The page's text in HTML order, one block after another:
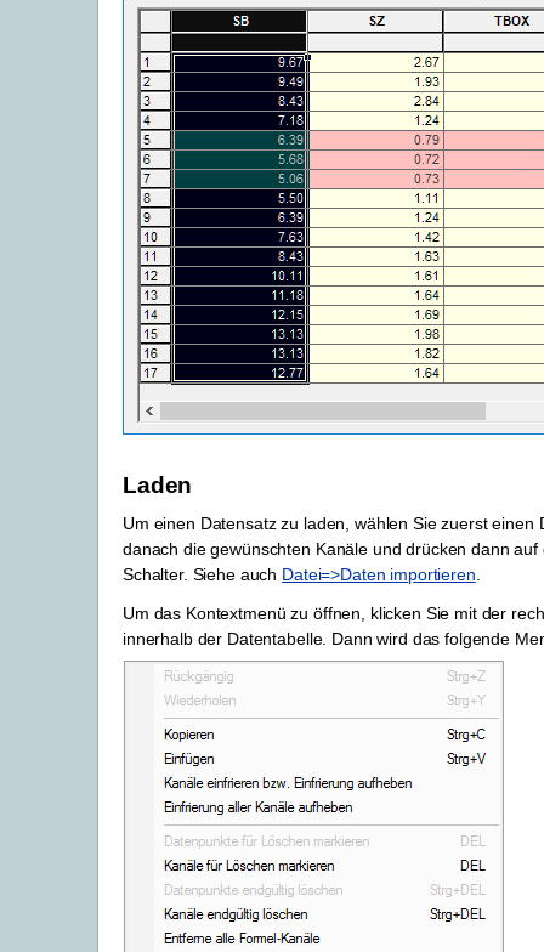
Laden
Um einen Datensatz zu laden, wählen Sie zuerst einen
danach die gewünschten Kanäle und drücken dann
Schalter. Siehe auch Datei=>Daten importieren
Um das Kontextmenü zu öffnen, klicken Sie mit der
innerhalb der Datentabelle. Dann wird das folgende